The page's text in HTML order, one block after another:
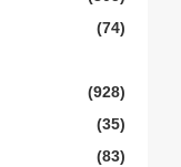
(74)
(928)
(35)
(83)